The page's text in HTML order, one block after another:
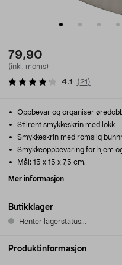
79,90
(inkl. moms)
4.1 ( 21 )
Butikklager
Henter lagerstatus...
Oppbevar og organiser
Stilrent smykkeskrin med lokk
Smykkeskrin med romslig
Smykkeoppbevaring for hjem
Mål: 15 x 15 x 7,5 cm.
Mer informasjon
Produktinformasjon